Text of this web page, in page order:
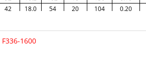
42 18.0 54 20 104 0.20
88 18.0 100 20 150 0.20
F336-1600